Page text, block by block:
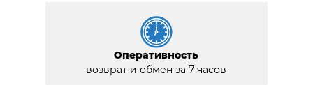
Оперативность
возврат и обмен за 7 часов